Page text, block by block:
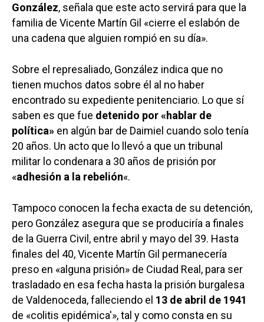
González, señala que este acto servirá para que la
familia de Vicente Martín Gil «cierre el eslabón de
una cadena que alguien rompió en su día».
Sobre el represaliado, González indica que no
tienen muchos datos sobre él al no haber
encontrado su expediente penitenciario. Lo que sí
saben es que fue detenido por «hablar de
política» en algún bar de Daimiel cuando solo tenía
20 años. Un acto que lo llevó a que un tribunal
militar lo condenara a 30 años de prisión por
«adhesión a la rebelión«.
Tampoco conocen la fecha exacta de su detención,
pero González asegura que se produciría a finales
de la Guerra Civil, entre abril y mayo del 39. Hasta
finales del 40, Vicente Martín Gil permanecería
preso en «alguna prisión» de Ciudad Real, para ser
trasladado en esa fecha hasta la prisión burgalesa
de Valdenoceda, falleciendo el 13 de abril de 1941
de «colitis epidémica'», tal y como consta en su